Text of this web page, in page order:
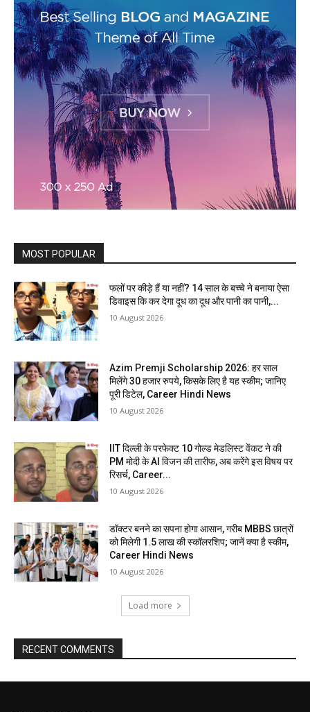
MOST POPULAR
फलों पर कीड़े हैं या नहीं? 14 साल के बच्चे ने बनाया ऐसा
डिवाइस कि कर देगा दूध का दूध और पानी का पानी,...
10 August 2026
Azim Premji Scholarship 2026: हर साल
मिलेंगे 30 हजार रुपये, किसके लिए है यह स्कीम; जानिए
पूरी डिटेल, Career Hindi News
10 August 2026
IIT दिल्ली के परफेक्ट 10 गोल्ड मेडलिस्ट वेंकट ने की
PM मोदी के AI विजन की तारीफ, अब करेंगे इस विषय पर
रिसर्च, Career...
10 August 2026
डॉक्टर बनने का सपना होगा आसान, गरीब MBBS छात्रों
को मिलेगी 1.5 लाख की स्कॉलरशिप; जानें क्या है स्कीम,
Career Hindi News
10 August 2026
Load more
RECENT COMMENTS